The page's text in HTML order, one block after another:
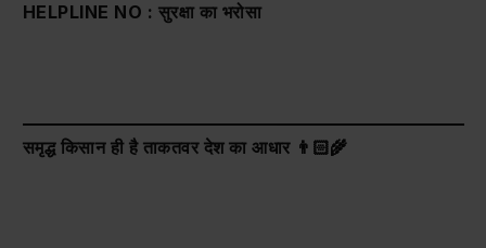
HELPLINE NO : सुरक्षा का भरोसा
समृद्ध किसान ही है ताकतवर देश का आधार 👨🏻‍🌾